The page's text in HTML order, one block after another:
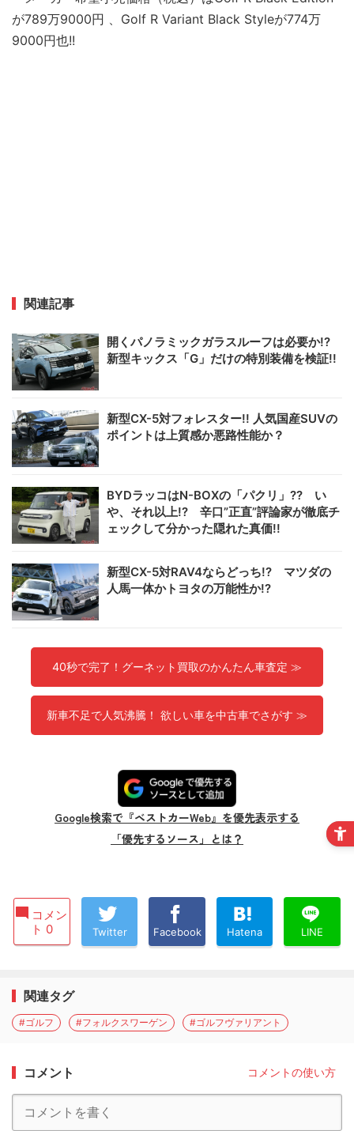
が789万9000円 、Golf R Variant Black Styleが774万
9000円也!!
関連記事
開くパノラミックガラスルーフは必要か!?
新型キックス「G」だけの特別装備を検証!!
新型CX-5対フォレスター!! 人気国産SUVの
ポイントは上質感か悪路性能か？
BYDラッコはN-BOXの「パクリ」?? い
や、それ以上!? 辛口”正直”評論家が徹底チ
ェックして分かった隠れた真価!!
新型CX-5対RAV4ならどっち!? マツダの
人馬一体かトヨタの万能性か!?
40秒で完了！グーネット買取のかんたん車査定 ≫
新車不足で人気沸騰！ 欲しい車を中古車でさがす ≫
Google検索で『ベストカーWeb』を優先表示する
「優先するソース」とは？
コメン
ト 0
Twitter Facebook Hatena LINE
関連タグ
#ゴルフ #フォルクスワーゲン #ゴルフヴァリアント
コメント コメントの使い方